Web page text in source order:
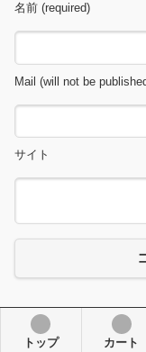
名前 (required)
Mail (will not be
サイト
トップ カート